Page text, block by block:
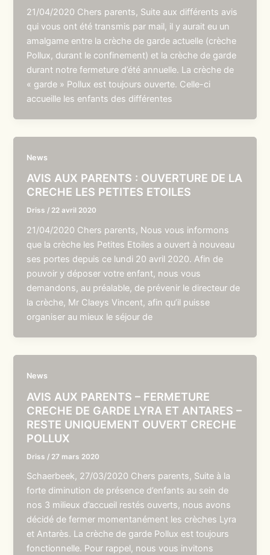
21/04/2020 Chers parents, Suite aux différents avis
qui vous ont été transmis par mail, il y aurait eu un
amalgame entre la crèche de garde actuelle (crèche
Pollux, durant le confinement) et la crèche de garde
durant notre fermeture d’été annuelle. La crèche de
« garde » Pollux est toujours ouverte. Celle-ci
accueille les enfants des différentes
News
AVIS AUX PARENTS : OUVERTURE DE LA
CRECHE LES PETITES ETOILES
Driss / 22 avril 2020
21/04/2020 Chers parents, Nous vous informons
que la crèche les Petites Etoiles a ouvert à nouveau
ses portes depuis ce lundi 20 avril 2020. Afin de
pouvoir y déposer votre enfant, nous vous
demandons, au préalable, de prévenir le directeur de
la crèche, Mr Claeys Vincent, afin qu’il puisse
organiser au mieux le séjour de
News
AVIS AUX PARENTS – FERMETURE
CRECHE DE GARDE LYRA ET ANTARES –
RESTE UNIQUEMENT OUVERT CRECHE
POLLUX
Driss / 27 mars 2020
Schaerbeek, 27/03/2020 Chers parents, Suite à la
forte diminution de présence d’enfants au sein de
nos 3 milieux d’accueil restés ouverts, nous avons
décidé de fermer momentanément les crèches Lyra
et Antarès. La crèche de garde Pollux est toujours
fonctionnelle. Pour rappel, nous vous invitons